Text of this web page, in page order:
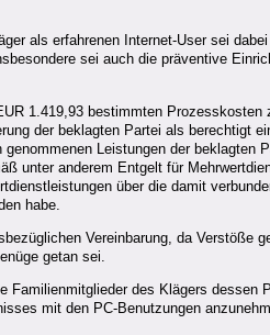
als erfahrenen Internet-User sei
sei auch die präventive
1.419,93 bestimmten Prozesskosten
der beklagten Partei als berechtigt
Leistungen der beklagten
unter anderem Entgelt für
über die damit
habe.
Vereinbarung, da Verstöße
getan sei.
Familienmitglieder des Klägers dessen
mit den PC-Benutzungen